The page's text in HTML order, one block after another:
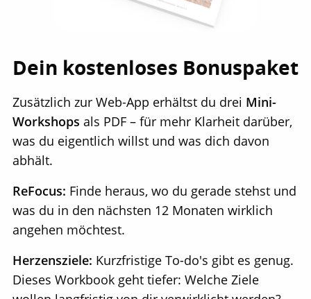
Dein kostenloses Bonuspaket
Zusätzlich zur Web-App erhältst du drei Mini-
Workshops als PDF – für mehr Klarheit darüber,
was du eigentlich willst und was dich davon
abhält.
ReFocus: Finde heraus, wo du gerade stehst und
was du in den nächsten 12 Monaten wirklich
angehen möchtest.
Herzensziele: Kurzfristige To-do's gibt es genug.
Dieses Workbook geht tiefer: Welche Ziele